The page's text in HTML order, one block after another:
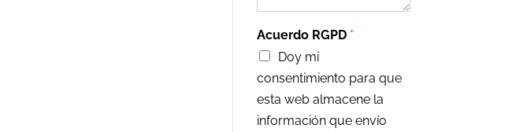
Acuerdo RGPD *
Doy mi
consentimiento para que
esta web almacene la
información que envío